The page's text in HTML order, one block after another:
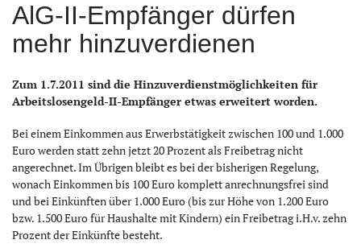
Main
AlG-II-Empfänger dürfen
mehr hinzuverdienen
Zum 1.7.2011 sind die Hinzuverdienstmöglichkeiten für
Arbeitslosengeld-II-Empfänger etwas erweitert worden.
Bei einem Einkommen aus Erwerbstätigkeit zwischen 100 und 1.000
Euro werden statt zehn jetzt 20 Prozent als Freibetrag nicht
angerechnet. Im Übrigen bleibt es bei der bisherigen Regelung,
wonach Einkommen bis 100 Euro komplett anrechnungsfrei sind
und bei Einkünften über 1.000 Euro (bis zur Höhe von 1.200 Euro
bzw. 1.500 Euro für Haushalte mit Kindern) ein Freibetrag i.H.v. zehn
Prozent der Einkünfte besteht.